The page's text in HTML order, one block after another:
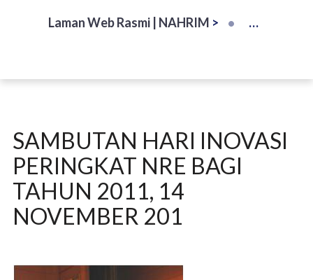
Laman Web Rasmi | NAHRIM >
SAMBUTAN HARI INOVASI
PERINGKAT NRE BAGI
TAHUN 2011, 14
NOVEMBER 201